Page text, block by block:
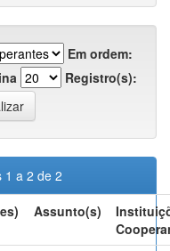
Em ordem:
Registro(s):
1 a 2 de 2
Assunto(s)